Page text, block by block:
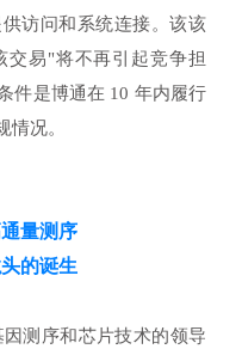
访问和系统连接。该该
交易"将不再引起竞争担
件是博通在 10 年内履行
情况。
量测序
的诞生
因测序和芯片技术的领导